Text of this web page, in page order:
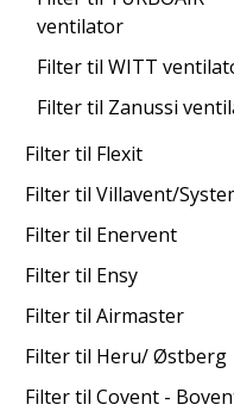
ventilator
Filter til WITT
Filter til Zanussi
Filter til Flexit
Filter til Villavent/
Filter til Enervent
Filter til Ensy
Filter til Airmaster
Filter til Heru/ Østberg
Filter til Covent -